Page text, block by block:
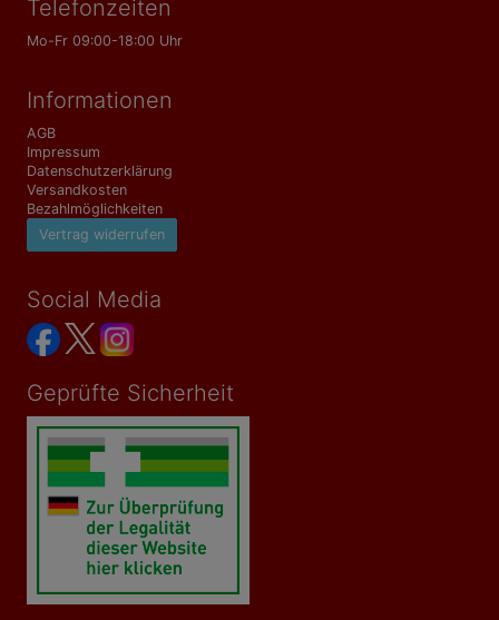
Telefonzeiten
Mo-Fr 09:00-18:00 Uhr
Informationen
AGB
Impressum
Datenschutzerklärung
Versandkosten
Bezahlmöglichkeiten
Vertrag widerrufen
Social Media
Geprüfte Sicherheit